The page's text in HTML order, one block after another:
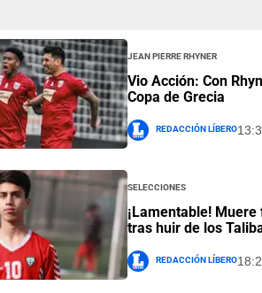
Jean Pierre Rhyner
Vio Acción: Con
Copa de Grecia
Redacción Líbero
Selecciones
¡Lamentable!
tras huir de los
Redacción Líbero